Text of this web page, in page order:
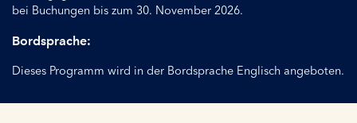
bei Buchungen bis zum 30. November 2026.
Bordsprache:
Dieses Programm wird in der Bordsprache Englisch angeboten.